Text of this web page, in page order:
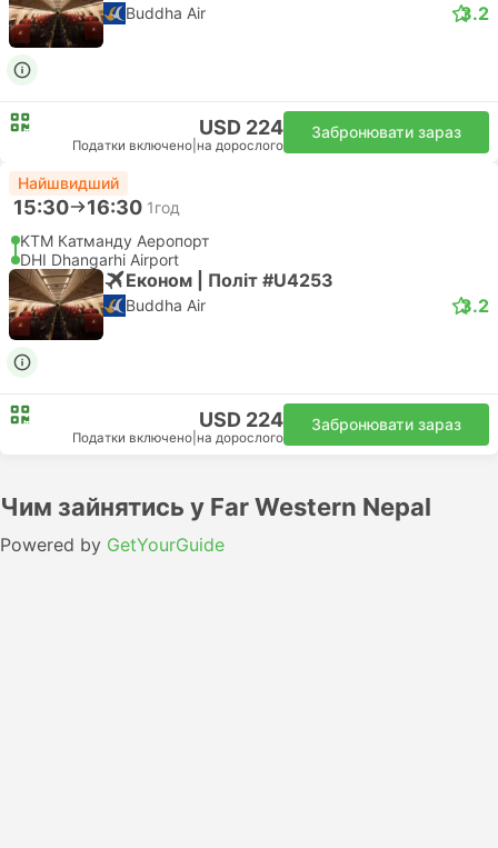
Buddha Air 3.2
USD 224
Податки включено на дорослого
Забронювати зараз
Найшвидший
15:30 16:30 1год
KTM Катманду Аеропорт
DHI Dhangarhi Airport
Економ | Політ #U4253
Buddha Air 3.2
USD 224
Податки включено на дорослого
Забронювати зараз
Чим зайнятись у Far Western Nepal
Powered by GetYourGuide